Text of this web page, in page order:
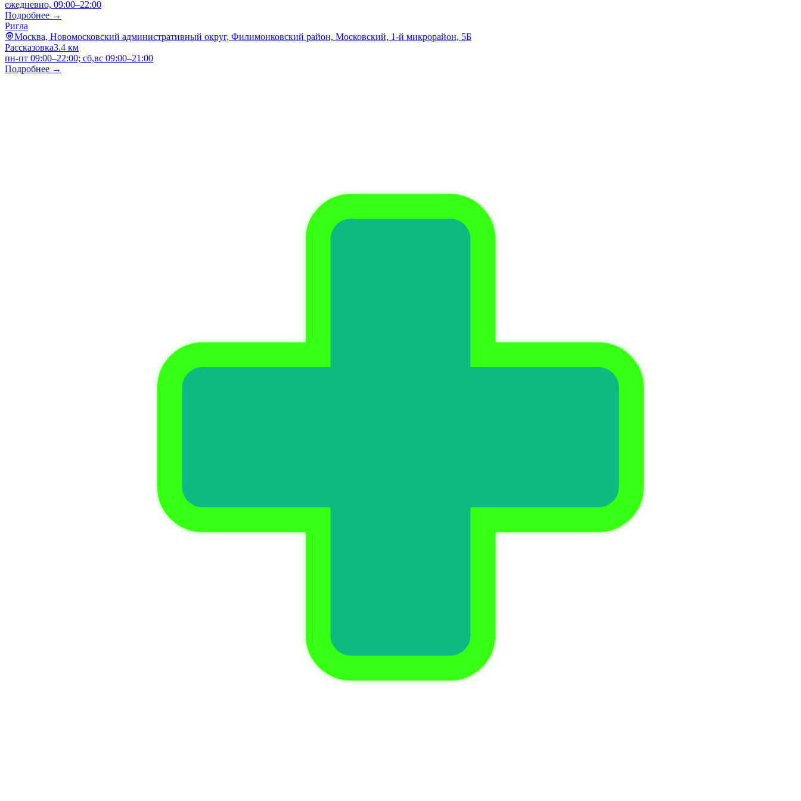
ежедневно, 09:00–22:00
Подробнее →
Ригла
Москва, Новомосковский административный округ, Филимонковский район, Московский, 1-й микрорайон, 5Б
Рассказовка3.4 км
пн-пт 09:00–22:00; сб,вс 09:00–21:00
Подробнее →